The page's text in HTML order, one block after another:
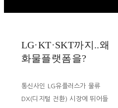
LG·KT·SKT까지..왜
화물플랫폼을?
통신사인 LG유플러스가 물류
DX(디지털 전환) 시장에 뛰어들